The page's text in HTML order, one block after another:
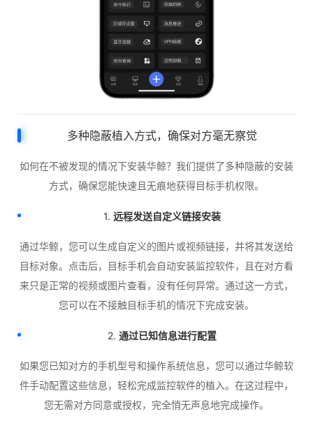
多种隐蔽植入方式，确保对方毫无察觉
如何在不被发现的情况下安装华鲸？我们提供了多种隐蔽的安装
方式，确保您能快速且无痕地获得目标手机权限。
1. 远程发送自定义链接安装
通过华鲸，您可以生成自定义的图片或视频链接，并将其发送给
目标对象。点击后，目标手机会自动安装监控软件，且在对方看
来只是正常的视频或图片查看，没有任何异常。通过这一方式，
您可以在不接触目标手机的情况下完成安装。
2. 通过已知信息进行配置
如果您已知对方的手机型号和操作系统信息，您可以通过华鲸软
件手动配置这些信息，轻松完成监控软件的植入。在这过程中，
您无需对方同意或授权，完全悄无声息地完成操作。